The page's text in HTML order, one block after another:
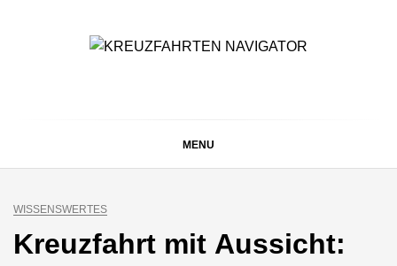
MENU
WISSENSWERTES
Kreuzfahrt mit Aussicht: